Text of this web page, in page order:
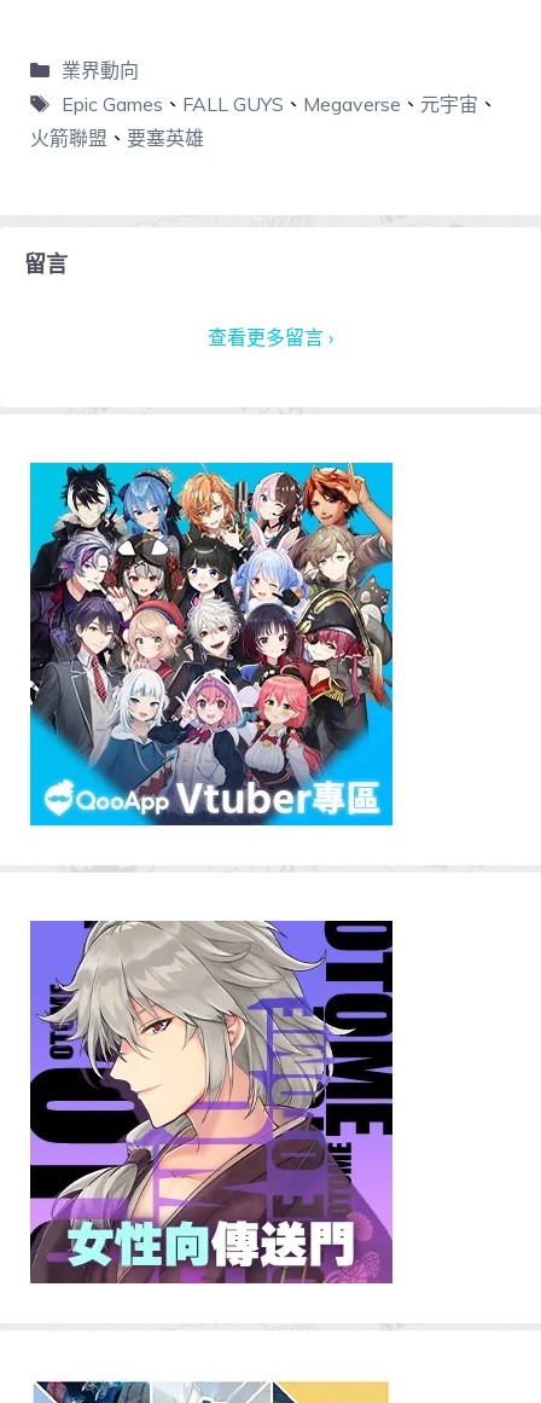
業界動向
Epic Games 、 FALL GUYS 、 Megaverse 、 元宇宙 、
火箭聯盟 、 要塞英雄
留言
查看更多留言 ›